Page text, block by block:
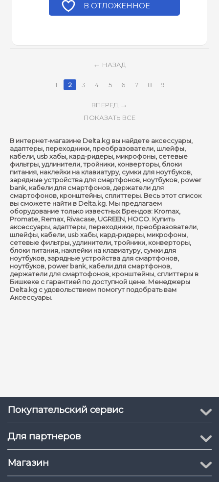
В ОТЛОЖЕННОЕ
НАЗАД
1 2 3 4 5 6 7 8 9
ВПЕРЕД
ПОКАЗАТЬ ВСЕ
В интернет-магазине Delta.kg вы найдете аксессуары,
адаптеры, переходники, преобразователи, шлейфы,
кабели, usb хабы, кард-ридеры, микрофоны, сетевые
фильтры, удлинители, тройники, конверторы, блоки
питания, наклейки на клавиатуру, сумки для ноутбуков,
зарядные устройства для смартфонов, ноутбуков, power
bank, кабели для смартфонов, держатели для
смартофонов, кронштейны, сплиттеры. Весь этот список
вы сможете найти в Delta.kg. Мы предлагаем
оборудование только известных Брендов: Kromax,
Promate, Remax, Rivacase, UGREEN, HOCO. Купить
аксессуары, адаптеры, переходники, преобразователи,
шлейфы, кабели, usb хабы, кард-ридеры, микрофоны,
сетевые фильтры, удлинители, тройники, конверторы,
блоки питания, наклейки на клавиатуру, сумки для
ноутбуков, зарядные устройства для смартфонов,
ноутбуков, power bank, кабели для смартфонов,
держатели для смартофонов, кронштейны, сплиттеры в
Бишкеке c гарантией по доступной цене. Менеджеры
Delta.kg с удовольствием помогут подобрать вам
Аксессуары.
Покупательский сервис
Для партнеров
Магазин